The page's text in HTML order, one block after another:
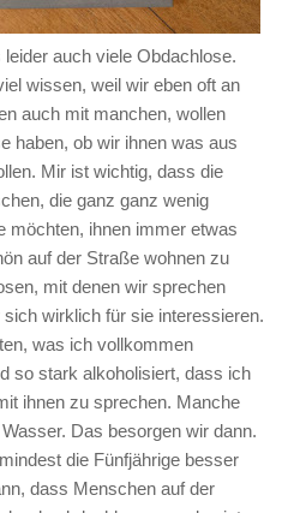
auch viele Obdachlose.
wissen, weil wir eben oft an
auch mit manchen, wollen
haben, ob wir ihnen was aus
Mir ist wichtig, dass die
die ganz ganz wenig
möchten, ihnen immer etwas
auf der Straße wohnen zu
mit denen wir sprechen
wirklich für sie interessieren.
was ich vollkommen
so stark alkoholisiert, dass ich
ihnen zu sprechen. Manche
Das besorgen wir dann.
die Fünfjährige besser
dass Menschen auf der